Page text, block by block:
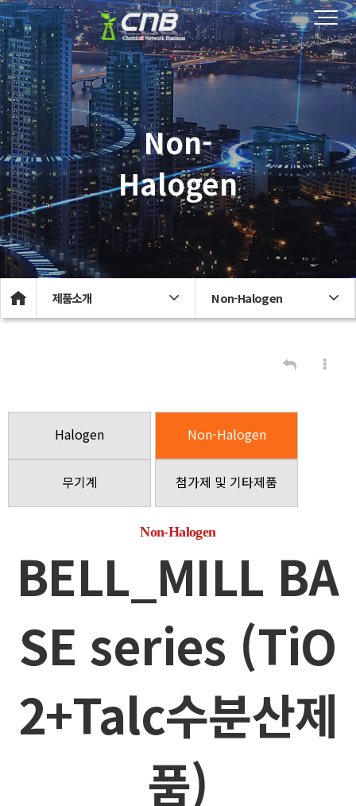
Non-
Halogen
제품소개 Non-Halogen
Halogen Non-Halogen
무기계 첨가제 및 기타제품
Non-Halogen
BELL_MILL BA
SE series (TiO
2+Talc수분산제
품)